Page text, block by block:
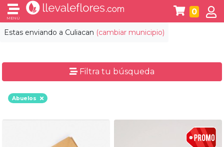
Estas enviando a Culiacan (cambiar municipio)
MENÚ
0
Filtra tu búsqueda
Abuelos